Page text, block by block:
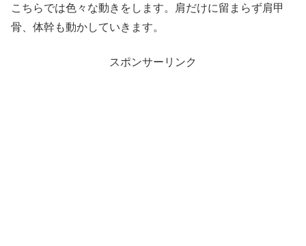
こちらでは色々な動きをします。肩だけに留まらず肩甲
骨、体幹も動かしていきます。
スポンサーリンク